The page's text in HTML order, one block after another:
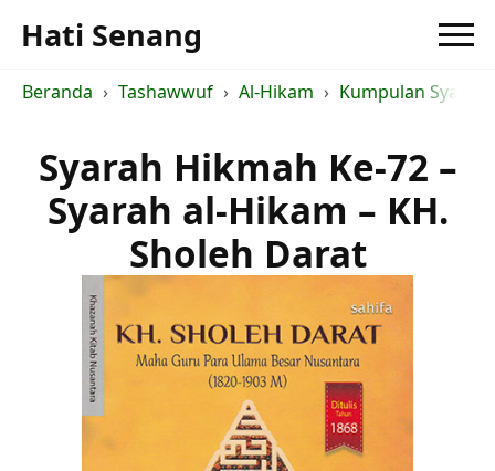
Hati Senang
Beranda Tashawwuf Al-Hikam Kumpulan Syarah
Syarah Hikmah Ke-72 –
Syarah al-Hikam – KH.
Sholeh Darat